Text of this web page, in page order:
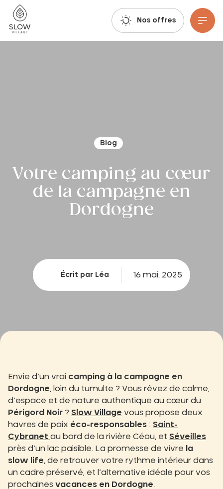
Respirez, imaginez, réservez : les réservations estivales 2027 sont déjà ouvertes !
Nos offres
Blog
Votre camping au cœur
de la campagne en
Dordogne
Écrit par Léa 16 mai. 2025
Envie d’un vrai camping à la campagne en
Dordogne , loin du tumulte ? Vous rêvez de calme,
d’espace et de nature authentique au cœur du
Périgord Noir ? Slow Village vous propose deux
havres de paix éco-responsables : Saint-
Cybranet au bord de la rivière Céou, et Séveilles
près d’un lac paisible. La promesse de vivre
la
slow life , de retrouver votre rythme intérieur dans
un cadre préservé, et l’alternative idéale pour vos
prochaines vacances en Dordogne.